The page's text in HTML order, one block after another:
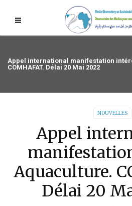
Appel international manifestation
COMHAFAT. Délai 20 Mai 2022
NOUVELLES
Appel
Aquaculture.
Délai 20